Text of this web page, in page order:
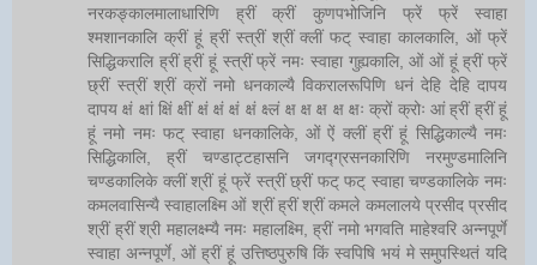
नरकङ्कालमालाधारिणि ह्रीं क्रीं कुणपभोजिनि फ्रें फ्रें स्वाहा
श्मशानकालि क्रीं हूं ह्रीं स्त्रीं श्रीं क्लीं फट् स्वाहा कालकालि, ओं फ्रें
सिद्धिकरालि ह्रीं ह्रीं हूं स्त्रीं फ्रें नमः स्वाहा गुह्यकालि, ओं ओं हूं ह्रीं फ्रें
छ्रीं स्त्रीं श्रीं क्रों नमो धनकाल्यै विकरालरूपिणि धनं देहि देहि दापय
दापय क्षं क्षां क्षिं क्षीं क्षं क्षं क्षं क्षं क्ष्लं क्ष क्ष क्ष क्ष क्षः क्रों क्रोः आं ह्रीं ह्रीं हूं
हूं नमो नमः फट् स्वाहा धनकालिके, ओं ऐं क्लीं ह्रीं हूं सिद्धिकाल्यै नमः
सिद्धिकालि, ह्रीं चण्डाट्टहासनि जगद्ग्रसनकारिणि नरमुण्डमालिनि
चण्डकालिके क्लीं श्रीं हूं फ्रें स्त्रीं छ्रीं फट् फट् स्वाहा चण्डकालिके नमः
कमलवासिन्यै स्वाहालक्ष्मि ओं श्रीं ह्रीं श्रीं कमले कमलालये प्रसीद प्रसीद
श्रीं ह्रीं श्री महालक्ष्म्यै नमः महालक्ष्मि, ह्रीं नमो भगवति माहेश्वरि अन्नपूर्णे
स्वाहा अन्नपूर्णे, ओं ह्रीं हूं उत्तिष्ठपुरुषि किं स्वपिषि भयं मे समुपस्थितं यदि